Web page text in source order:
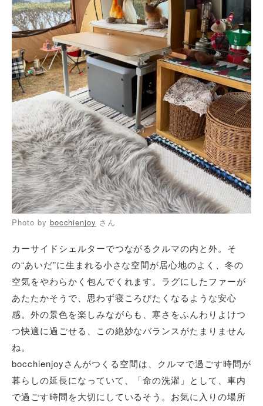
Photo by bocchienjoy さん
カーサイドシェルターでつながるクルマの内と外。そ
の“あいだ”に生まれる小さな空間が居心地のよく、冬の
空気をやわらかく包んでくれます。ラグにしたファーが
あたたかそうで、思わず寝ころびたくなるような安心
感。外の景色を楽しみながらも、寒さをふんわりよけつ
つ快適に過ごせる、この絶妙なバランスがたまりません
ね。
bocchienjoyさんがつくる空間は、クルマで過ごす時間が
暮らしの延長になっていて、「命の洗濯」として、車内
で過ごす時間を大切にしているそう。お気に入りの場所